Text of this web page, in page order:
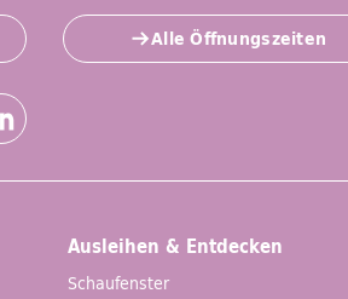
Alle Öffnungszeiten
ZLB
Ausleihen & Entdecken
Schaufenster